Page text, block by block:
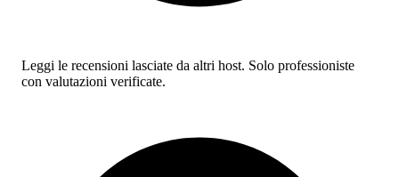
Leggi le recensioni lasciate da altri host. Solo professioniste
con valutazioni verificate.